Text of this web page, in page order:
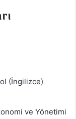
(İngilizce)
ve Yönetimi